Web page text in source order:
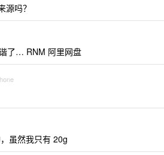
源吗？
了… RNM 阿里网盘
虽然我只有 20g